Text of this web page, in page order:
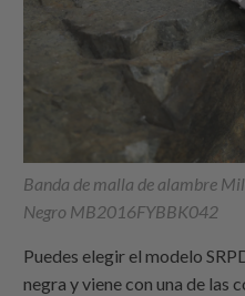
Banda de malla de alambre
Negro MB2016FYBBK042
Puedes elegir el modelo
negra y viene con una de las